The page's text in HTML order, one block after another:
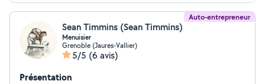
Auto-entrepreneur
Sean Timmins (Sean Timmins)
Menuisier
Grenoble (Jaures-Vallier)
5/5 (6 avis)
Présentation